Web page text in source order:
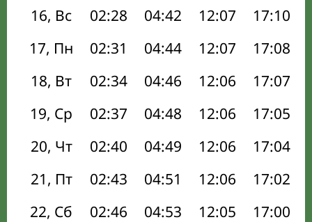
16, Вс
02:28 04:42 12:07 17:10
17, Пн
02:31 04:44 12:07 17:08
18, Вт
02:34 04:46 12:06 17:07
19, Ср
02:37 04:48 12:06 17:05
20, Чт
02:40 04:49 12:06 17:04
21, Пт
02:43 04:51 12:06 17:02
22, Сб
02:46 04:53 12:05 17:00